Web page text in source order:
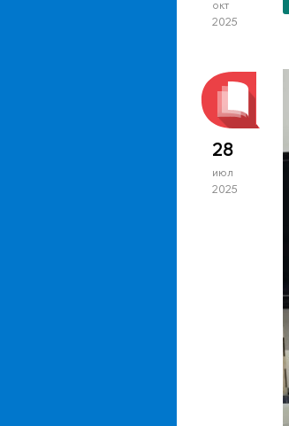
окт
2025
28
июл
2025